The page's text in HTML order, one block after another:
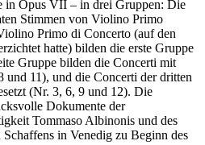
in Opus VII – in drei Gruppen: Die
Stimmen von Violino Primo
Primo di Concerto (auf den
hatte) bilden die erste Gruppe
Gruppe bilden die Concerti mit
und 11), und die Concerti der dritten
(Nr. 3, 6, 9 und 12). Die
Dokumente der
Tommaso Albinonis und des
in Venedig zu Beginn des